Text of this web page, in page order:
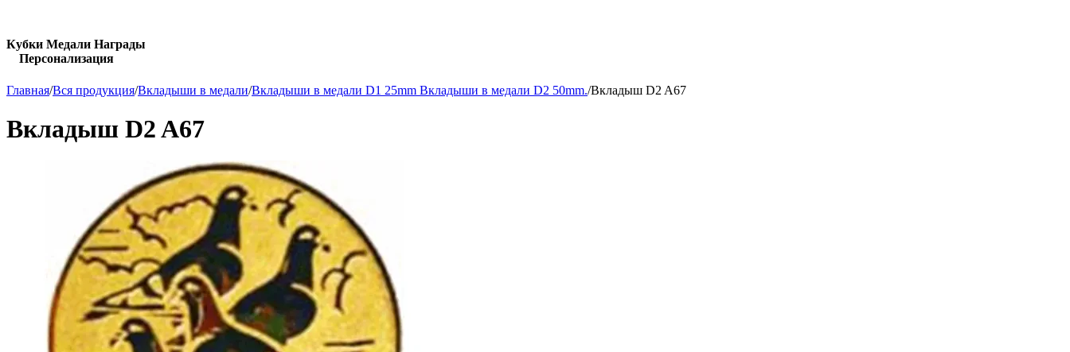
Кубки Медали Награды
Персонализация
Главная/Вся продукция/Вкладыши в медали/Вкладыши в медали D1 25mm Вкладыши в медали D2 50mm./Вкладыш D2 A67
Вкладыш D2 A67